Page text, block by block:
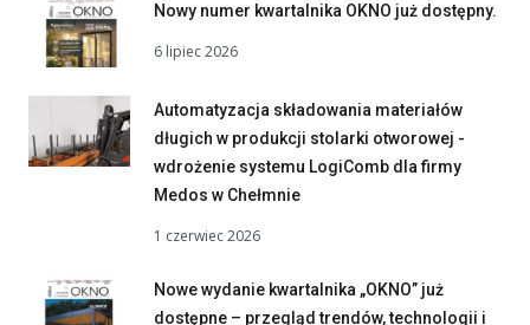
Nowy numer kwartalnika OKNO już dostępny.
6 lipiec 2026
Automatyzacja składowania materiałów
długich w produkcji stolarki otworowej -
wdrożenie systemu LogiComb dla firmy
Medos w Chełmnie
1 czerwiec 2026
Nowe wydanie kwartalnika „OKNO” już
dostępne – przegląd trendów, technologii i